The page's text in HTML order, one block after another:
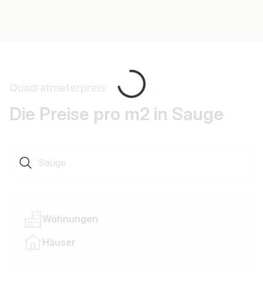
Loading...
Quadratmeterpreis
Die Preise pro m2 in Sauge
Wohnungen
Häuser